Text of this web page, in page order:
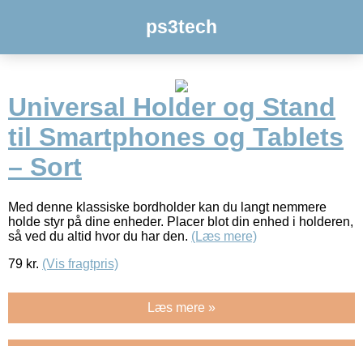
ps3tech
Universal Holder og Stand
til Smartphones og Tablets
– Sort
Med denne klassiske bordholder kan du langt nemmere
holde styr på dine enheder. Placer blot din enhed i holderen,
så ved du altid hvor du har den. (Læs mere)
79 kr. (Vis fragtpris)
Læs mere »